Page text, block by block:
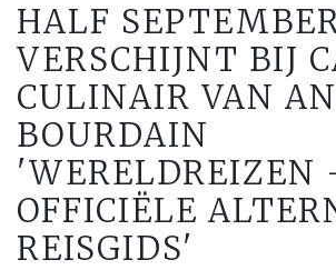
HALF
VERSCHIJNT BIJ
CULINAIR VAN
BOURDAIN
'WERELDREIZEN
OFFICIËLE
REISGIDS'